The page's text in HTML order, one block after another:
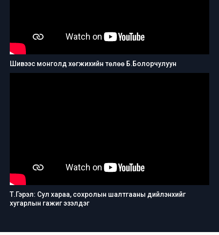
Шивээс монголд хөгжихийн төлөө Б.Болорчулуун
Т.Гэрэл: Сул хараа, сохролын шалтгааны дийлэнхийг
хугарлын гажиг эзэлдэг